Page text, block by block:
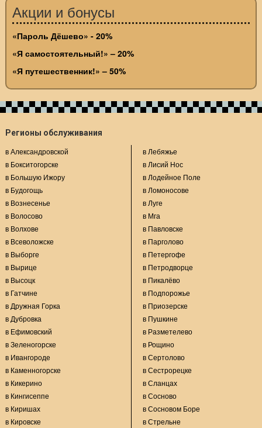
Акции и бонусы
«Пароль Дёшево» - 20%
«Я самостоятельный!» – 20%
«Я путешественник!» – 50%
Регионы обслуживания
в Александровской
в Бокситогорске
в Большую Ижору
в Будогощь
в Вознесенье
в Волосово
в Волхове
в Всеволожске
в Выборге
в Вырице
в Высоцк
в Гатчине
в Дружная Горка
в Дубровка
в Ефимовский
в Зеленогорске
в Ивангороде
в Каменногорске
в Кикерино
в Кингисеппе
в Киришах
в Кировске
в Лебяжье
в Лисий Нос
в Лодейное Поле
в Ломоносове
в Луге
в Мга
в Павловске
в Парголово
в Петергофе
в Петродворце
в Пикалёво
в Подпорожье
в Приозерске
в Пушкине
в Разметелево
в Рощино
в Сертолово
в Сестрорецке
в Сланцах
в Сосново
в Сосновом Боре
в Стрельне